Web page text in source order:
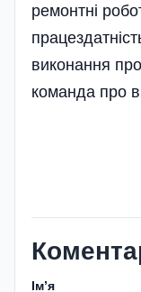
ремонтні
виконання
команда про
Імʼя